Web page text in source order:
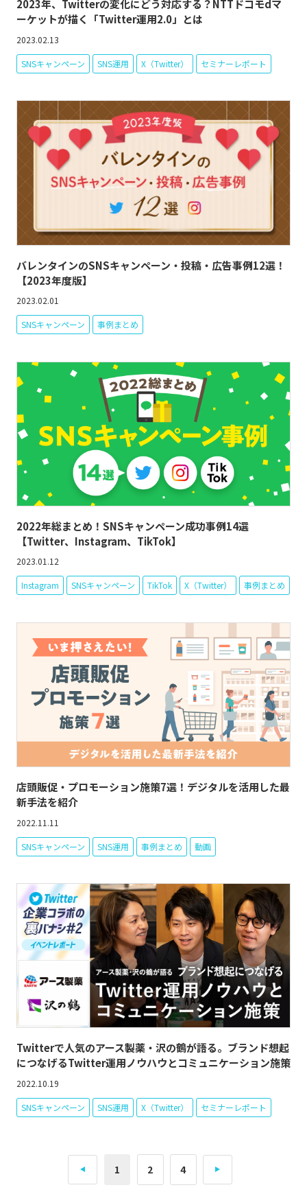
2023年、Twitterの変化にどう対応する？NTTドコモdマ
ーケットが描く「Twitter運用2.0」とは
2023.02.13
SNSキャンペーン SNS運用 X（Twitter） セミナーレポート
バレンタインのSNSキャンペーン・投稿・広告事例12選！
【2023年度版】
2023.02.01
SNSキャンペーン 事例まとめ
2022年総まとめ！SNSキャンペーン成功事例14選
【Twitter、Instagram、TikTok】
2023.01.12
Instagram SNSキャンペーン TikTok X（Twitter） 事例まとめ
店頭販促・プロモーション施策7選！デジタルを活用した最
新手法を紹介
2022.11.11
SNSキャンペーン SNS運用 事例まとめ 動画
Twitterで人気のアース製薬・沢の鶴が語る。ブランド想起
につなげるTwitter運用ノウハウとコミュニケーション施策
2022.10.19
SNSキャンペーン SNS運用 X（Twitter） セミナーレポート
1 2 4